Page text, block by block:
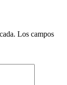
Los campos